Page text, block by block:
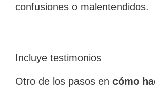
confusiones o malentendidos.
Incluye testimonios
Otro de los pasos en cómo